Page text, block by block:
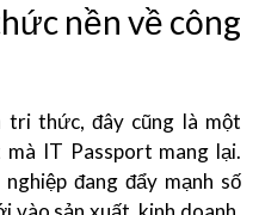
nền về công
tri thức, đây cũng là một
IT Passport mang lại.
đang đẩy mạnh số